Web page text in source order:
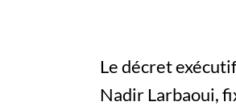
Le décret
Nadir Larbaoui,